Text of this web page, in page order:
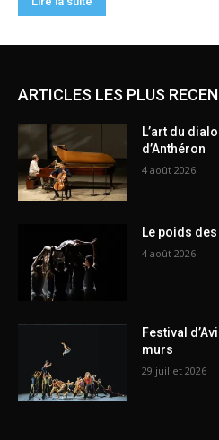
ARTICLES LES PLUS
L’art du
d’Anthéron
4 août 2026
Le poids
4 août 2026
Festival
murs
29 juillet 2026